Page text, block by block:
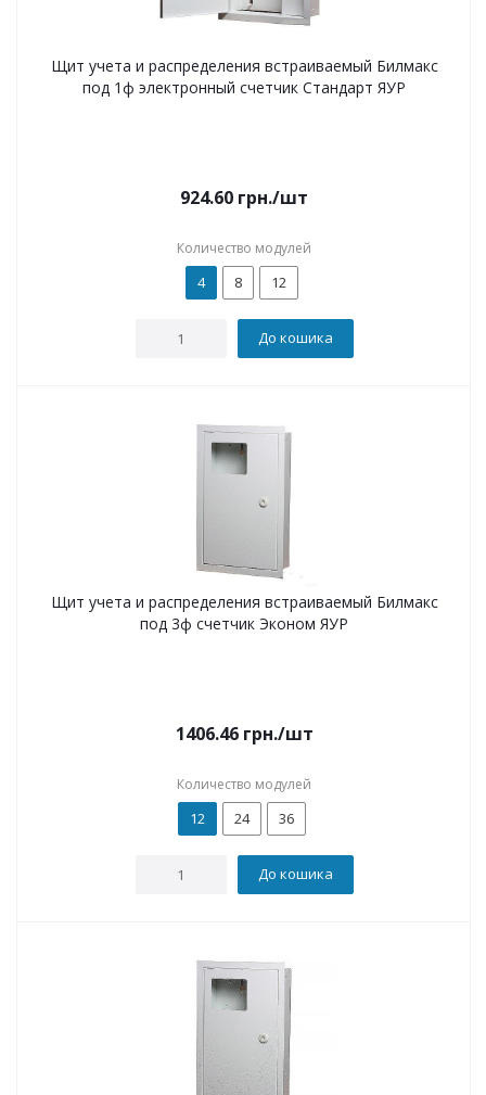
Щит учета и распределения встраиваемый Билмакс
под 1ф электронный счетчик Стандарт ЯУР
924.60 грн./шт
Количество модулей
4 8 12
До кошика
Щит учета и распределения встраиваемый Билмакс
под 3ф счетчик Эконом ЯУР
1406.46грн./шт
Количество модулей
12 24 36
До кошика